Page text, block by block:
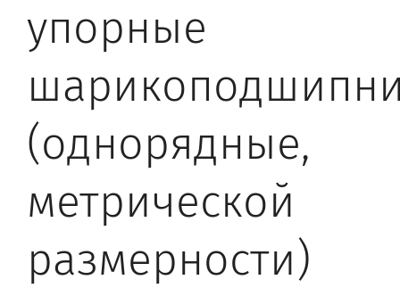
упорные
(однорядные,
метрической
размерности)